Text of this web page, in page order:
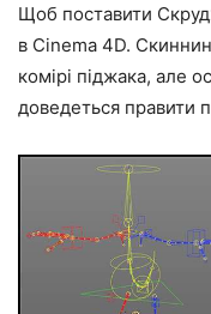
Щоб поставити
в Cinema 4D.
комірі піджака, але
доведеться правити